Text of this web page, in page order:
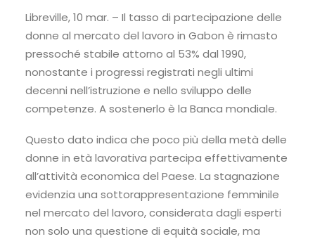
Libreville, 10 mar. – Il tasso di partecipazione delle
donne al mercato del lavoro in Gabon è rimasto
pressoché stabile attorno al 53% dal 1990,
nonostante i progressi registrati negli ultimi
decenni nell’istruzione e nello sviluppo delle
competenze. A sostenerlo è la Banca mondiale.
Questo dato indica che poco più della metà delle
donne in età lavorativa partecipa effettivamente
all’attività economica del Paese. La stagnazione
evidenzia una sottorappresentazione femminile
nel mercato del lavoro, considerata dagli esperti
non solo una questione di equità sociale, ma